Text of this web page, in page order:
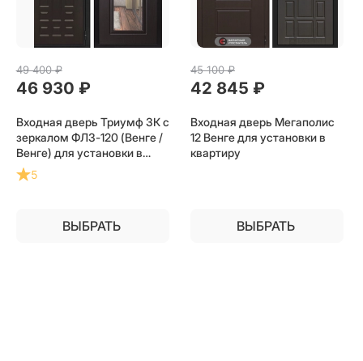
49 400 ₽
46 930 ₽
Входная дверь Триумф 3К с
зеркалом ФЛЗ-120 (Венге /
Венге) для установки в
квартиру
5
ВЫБРАТЬ
45 100 ₽
42 845 ₽
Входная дверь Мегаполис
12 Венге для установки в
квартиру
ВЫБРАТЬ